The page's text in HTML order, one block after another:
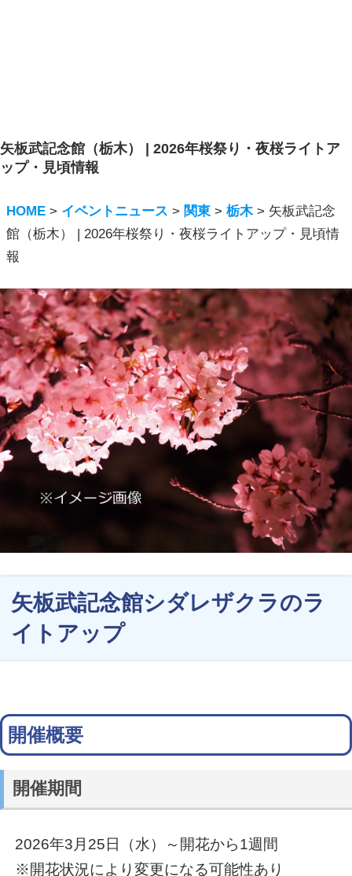
矢板武記念館（栃木） | 2026年桜祭り・夜桜ライトア
ップ・見頃情報
HOME > イベントニュース > 関東 >栃木> 矢板武記念
館（栃木） | 2026年桜祭り・夜桜ライトアップ・見頃情
報
矢板武記念館シダレザクラのラ
イトアップ
開催概要
開催期間
2026年3月25日（水）～開花から1週間
※開花状況により変更になる可能性あり